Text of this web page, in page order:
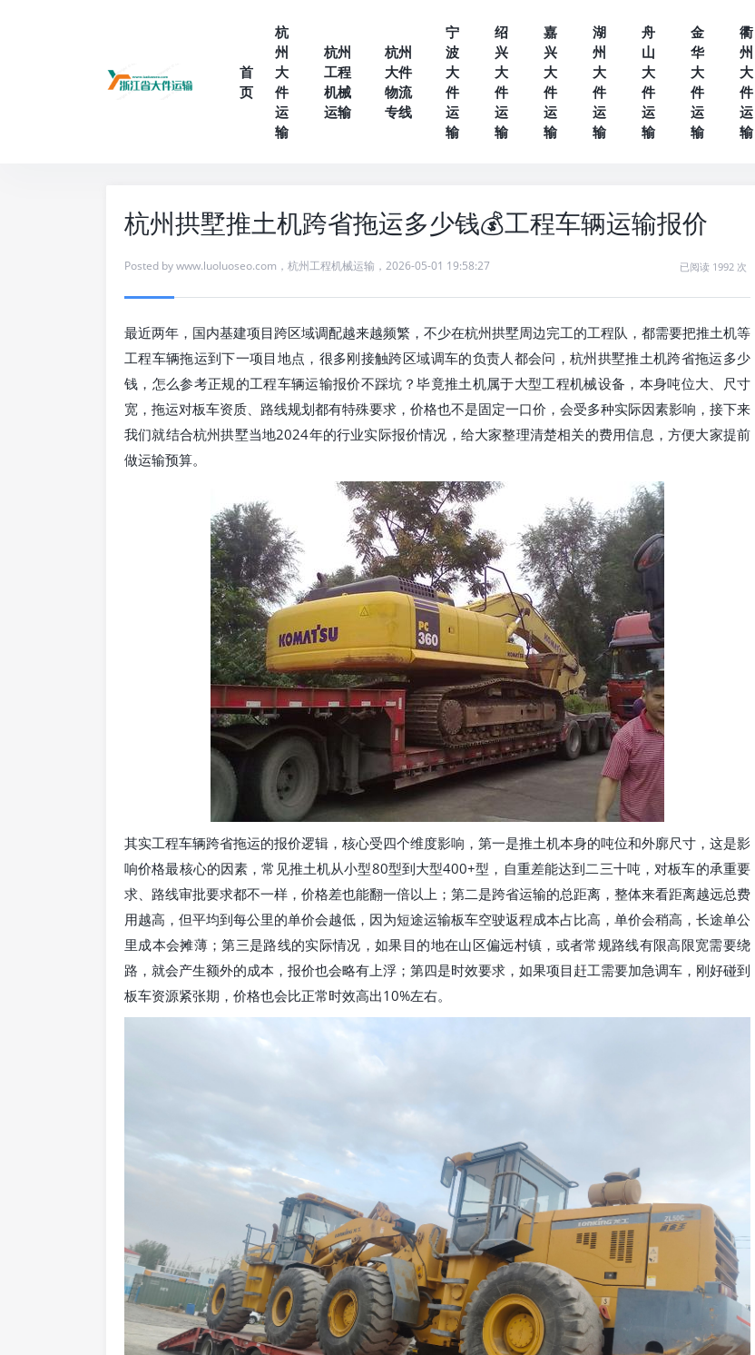
首
页
杭
州
大
件
运
输
杭州
工程
机械
运输
杭州
大件
物流
专线
宁
波
大
件
运
输
绍
兴
大
件
运
输
嘉
兴
大
件
运
输
湖
州
大
件
运
输
舟
山
大
件
运
输
金
华
大
件
运
输
衢
州
大
件
运
输
杭州拱墅推土机跨省拖运多少钱💰工程车辆运输报价
Posted bywww.luoluoseo.com ， 杭州工程机械运输 ， 2026-05-01 19:58:27 已阅读 1992 次
最近两年，国内基建项目跨区域调配越来越频繁，不少在杭州拱墅周边完工的工程队，都需要把推土机等
工程车辆拖运到下一项目地点，很多刚接触跨区域调车的负责人都会问，杭州拱墅推土机跨省拖运多少
钱，怎么参考正规的工程车辆运输报价不踩坑？毕竟推土机属于大型工程机械设备，本身吨位大、尺寸
宽，拖运对板车资质、路线规划都有特殊要求，价格也不是固定一口价，会受多种实际因素影响，接下来
我们就结合杭州拱墅当地2024年的行业实际报价情况，给大家整理清楚相关的费用信息，方便大家提前
做运输预算。
其实工程车辆跨省拖运的报价逻辑，核心受四个维度影响，第一是推土机本身的吨位和外廓尺寸，这是影
响价格最核心的因素，常见推土机从小型80型到大型400+型，自重差能达到二三十吨，对板车的承重要
求、路线审批要求都不一样，价格差也能翻一倍以上；第二是跨省运输的总距离，整体来看距离越远总费
用越高，但平均到每公里的单价会越低，因为短途运输板车空驶返程成本占比高，单价会稍高，长途单公
里成本会摊薄；第三是路线的实际情况，如果目的地在山区偏远村镇，或者常规路线有限高限宽需要绕
路，就会产生额外的成本，报价也会略有上浮；第四是时效要求，如果项目赶工需要加急调车，刚好碰到
板车资源紧张期，价格也会比正常时效高出10%左右。